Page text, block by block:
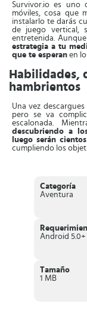
Survivor.io es uno
móviles, cosa que
instalarlo te darás
de juego vertical,
entretenida.
estrategia a tu
que te esperan en
Habilidades,
hambrientos
Una vez
pero se va
escalonada.
descubriendo a
luego serán
cumpliendo los
que en Survivor.io
que tu labor es
sus ráfagas y
de diferentes
difíciles de
zombies van
Habilidades:En
varias ranuras,
Categoría
Aventura
Android 5.0+
Tamaño
1 MB